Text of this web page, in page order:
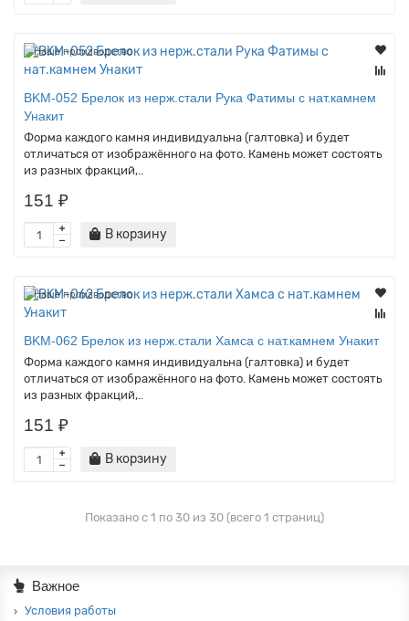
Наше производство
BKM-052 Брелок из нерж.стали Рука Фатимы с нат.камнем
Унакит
Форма каждого камня индивидуальна (галтовка) и будет
отличаться от изображённого на фото. Камень может состоять
из разных фракций,..
151 ₽
В корзину
Наше производство
BKM-062 Брелок из нерж.стали Хамса с нат.камнем Унакит
Форма каждого камня индивидуальна (галтовка) и будет
отличаться от изображённого на фото. Камень может состоять
из разных фракций,..
151 ₽
В корзину
Показано с 1 по 30 из 30 (всего 1 страниц)
Важное
Условия работы